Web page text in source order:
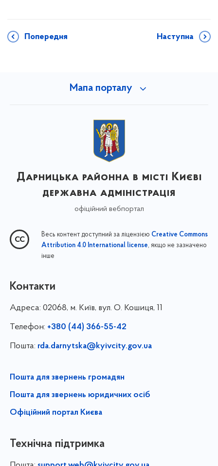
Попередня Наступна
Мапа порталу
Дарницька районна в місті Києві
державна адміністрація
офіційний вебпортал
Весь контент доступний за ліцензією Creative Commons
Attribution 4.0 International license, якщо не зазначено
інше
Контакти
Адреса: 02068, м. Київ, вул. О. Кошиця, 11
Телефон: +380 (44) 366-55-42
Пошта: rda.darnytska@kyivcity.gov.ua
Пошта для звернень громадян
Пошта для звернень юридичних осіб
Офіційний портал Києва
Технічна підтримка